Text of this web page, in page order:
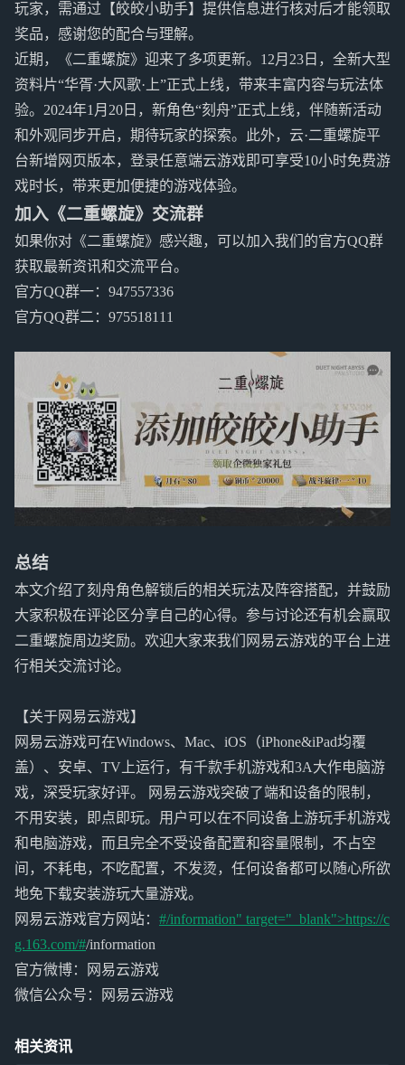
玩家，需通过【皎皎小助手】提供信息进行核对后才能领取
奖品，感谢您的配合与理解。
近期，《二重螺旋》迎来了多项更新。12月23日，全新大型
资料片“华胥·大风歌·上”正式上线，带来丰富内容与玩法体
验。2024年1月20日，新角色“刻舟”正式上线，伴随新活动
和外观同步开启，期待玩家的探索。此外，云·二重螺旋平
台新增网页版本，登录任意端云游戏即可享受10小时免费游
戏时长，带来更加便捷的游戏体验。
加入《二重螺旋》交流群
如果你对《二重螺旋》感兴趣，可以加入我们的官方QQ群
获取最新资讯和交流平台。
官方QQ群一：947557336
官方QQ群二：975518111
总结
本文介绍了刻舟角色解锁后的相关玩法及阵容搭配，并鼓励
大家积极在评论区分享自己的心得。参与讨论还有机会赢取
二重螺旋周边奖励。欢迎大家来我们网易云游戏的平台上进
行相关交流讨论。
【关于网易云游戏】
网易云游戏可在Windows、Mac、iOS（iPhone&iPad均覆
盖）、安卓、TV上运行，有千款手机游戏和3A大作电脑游
戏，深受玩家好评。 网易云游戏突破了端和设备的限制，
不用安装，即点即玩。用户可以在不同设备上游玩手机游戏
和电脑游戏，而且完全不受设备配置和容量限制，不占空
间，不耗电，不吃配置，不发烫，任何设备都可以随心所欲
地免下载安装游玩大量游戏。
网易云游戏官方网站： #/information" target="_blank">https://c
g.163.com/#/information
官方微博：网易云游戏
微信公众号：网易云游戏
相关资讯